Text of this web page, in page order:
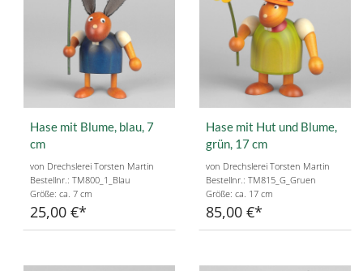
Hase mit Blume, blau, 7
cm
von Drechslerei Torsten Martin
Bestellnr.: TM800_1_Blau
Größe: ca. 7 cm
25,00 €
Hase mit Hut und Blume,
grün, 17 cm
von Drechslerei Torsten Martin
Bestellnr.: TM815_G_Gruen
Größe: ca. 17 cm
85,00 €